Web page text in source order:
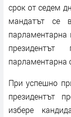
срок от седем
мандатът се
парламентарна
парламентарна
При успешно
президентът
избере